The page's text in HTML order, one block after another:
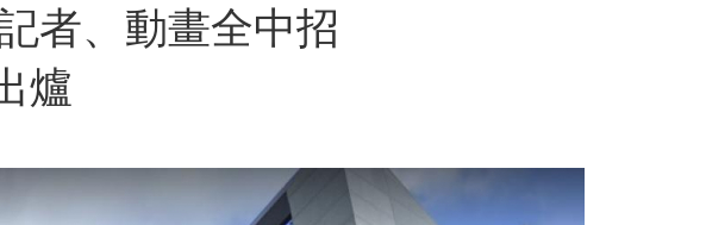
者、動畫全中招
爐